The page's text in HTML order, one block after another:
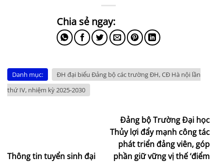
Danh mục:
ĐH đại biểu Đảng bộ các trường ĐH, CĐ Hà nội lần
thứ IV, nhiệm kỳ 2025-2030
Thông tin tuyển sinh đại
Đảng bộ Trường Đại học
Thủy lợi đẩy mạnh công tác
phát triển đảng viên, góp
phần giữ vững vị thế ‘điểm